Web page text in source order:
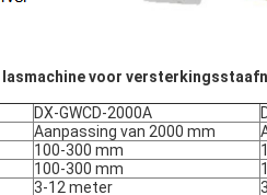
lasmachine voor
DX-GWCD-2000A
Aanpassing van 2000 mm
100-300 mm
100-300 mm
3-12 meter